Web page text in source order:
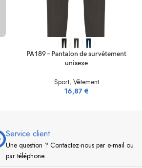
CHOIX DES OPTIONS
PA189 – Pantalon de survêtement
unisexe
Sport, Vêtement
16,87 €
Service client
Une question ? Contactez-nous par e-mail ou
par téléphone.